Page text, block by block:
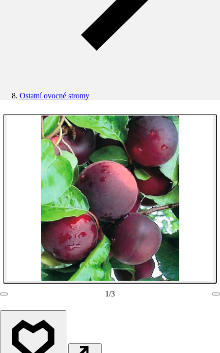
Ostatní ovocné stromy
1/3